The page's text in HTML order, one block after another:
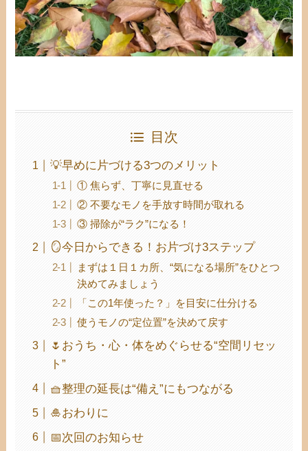
目次
💡早めに片づける3つのメリット
① 焦らず、丁寧に見直せる
② 不要なモノを手放す時間が取れる
③ 掃除が“ラク”になる！
🪞今日からできる！お片づけ3ステップ
まずは１日１カ所、“気になる場所”をひとつ
決めてみましょう
「この1年使った？」を目安に仕分ける
使うモノの“定位置”を決めて戻す
🌷おうち・心・体をめぐらせる“空間リセッ
ト”
🧺整理の延長は“備え”にもつながる
🎍おわりに
📅次回のお知らせ